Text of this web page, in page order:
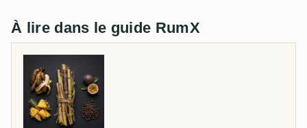
À lire dans le guide RumX